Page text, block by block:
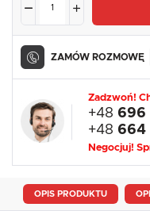
ZAMÓW ROZMOWĘ
Zadzwoń!
+48 696
+48 664
Negocjuj!
OPIS PRODUKTU